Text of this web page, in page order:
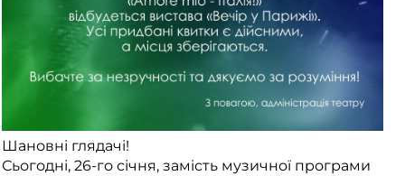
Шановні глядачі!
Сьогодні, 26-го січня, замість музичної програми